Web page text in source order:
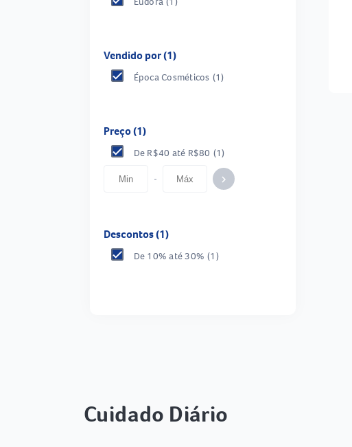
Vendido por (1)
Época Cosméticos (1)
Preço (1)
De R$40 até R$80 (1)
- keyboard_arrow_right
Descontos (1)
De 10% até 30% (1)
Cuidado Diário